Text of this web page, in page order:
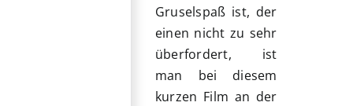
Gruselspaß ist, der
einen nicht zu sehr
überfordert, ist
man bei diesem
kurzen Film an der